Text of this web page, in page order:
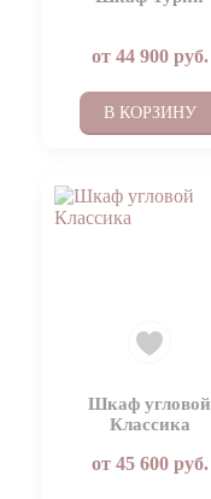
от 44 900руб.
В КОРЗИНУ
Шкаф угловой
Классика
от 45 600руб.